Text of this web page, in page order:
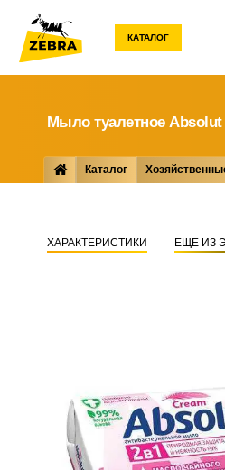
КАТАЛОГ
Мыло туалетное Absolut
Каталог
ХАРАКТЕРИСТИКИ ЕЩЕ ИЗ